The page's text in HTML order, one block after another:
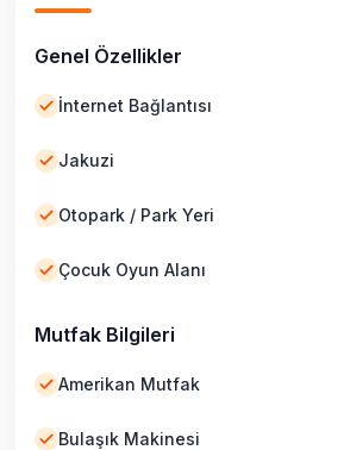
Genel Özellikler
İnternet Bağlantısı
Jakuzi
Otopark / Park Yeri
Çocuk Oyun Alanı
Mutfak Bilgileri
Amerikan Mutfak
Bulaşık Makinesi